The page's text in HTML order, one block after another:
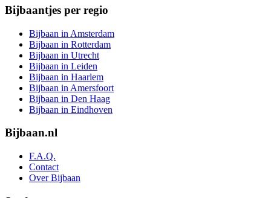
Bijbaantjes per regio
Bijbaan in Amsterdam
Bijbaan in Rotterdam
Bijbaan in Utrecht
Bijbaan in Leiden
Bijbaan in Haarlem
Bijbaan in Amersfoort
Bijbaan in Den Haag
Bijbaan in Eindhoven
Bijbaan.nl
F.A.Q.
Contact
Over Bijbaan